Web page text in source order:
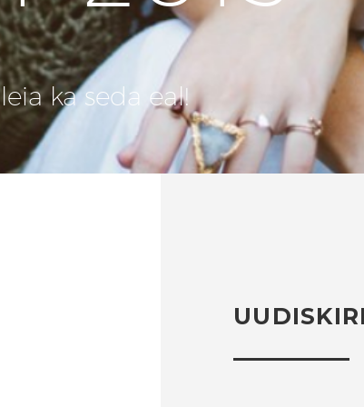
ka seda eal!